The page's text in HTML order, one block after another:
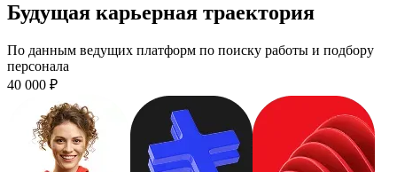
Будущая карьерная траектория
По данным ведущих платформ по поиску работы и подбору
персонала
40 000 ₽